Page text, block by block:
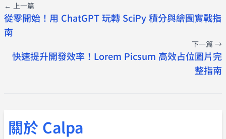
← 上一篇
從零開始！用 ChatGPT 玩轉 SciPy 積分與繪圖實戰指
南
下一篇 →
快速提升開發效率！Lorem Picsum 高效占位圖片完
整指南
關於 Calpa